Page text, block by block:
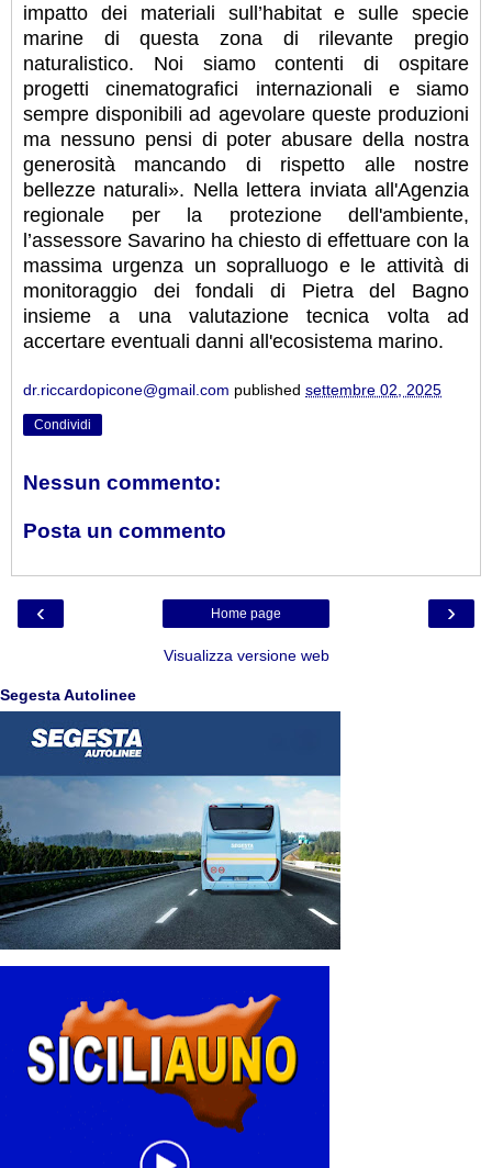
impatto dei materiali sull’habitat e sulle specie
marine di questa zona di rilevante pregio
naturalistico. Noi siamo contenti di ospitare
progetti cinematografici internazionali e siamo
sempre disponibili ad agevolare queste produzioni
ma nessuno pensi di poter abusare della nostra
generosità mancando di rispetto alle nostre
bellezze naturali». Nella lettera inviata all'Agenzia
regionale per la protezione dell'ambiente,
l’assessore Savarino ha chiesto di effettuare con la
massima urgenza un sopralluogo e le attività di
monitoraggio dei fondali di Pietra del Bagno
insieme a una valutazione tecnica volta ad
accertare eventuali danni all'ecosistema marino.
dr.riccardopicone@gmail.com published settembre 02, 2025
Condividi
Nessun commento:
Posta un commento
‹ ›
Home page
Visualizza versione web
Segesta Autolinee